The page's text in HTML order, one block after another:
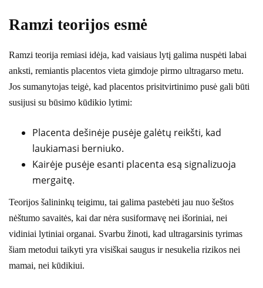
Ramzi teorijos esmė
Ramzi teorija remiasi idėja, kad vaisiaus lytį galima nuspėti labai
anksti, remiantis placentos vieta gimdoje pirmo ultragarso metu.
Jos sumanytojas teigė, kad placentos prisitvirtinimo pusė gali būti
susijusi su būsimo kūdikio lytimi:
Placenta dešinėje pusėje galėtų reikšti, kad
laukiamasi berniuko.
Kairėje pusėje esanti placenta esą signalizuoja
mergaitę.
Teorijos šalininkų teigimu, tai galima pastebėti jau nuo šeštos
nėštumo savaitės, kai dar nėra susiformavę nei išoriniai, nei
vidiniai lytiniai organai. Svarbu žinoti, kad ultragarsinis tyrimas
šiam metodui taikyti yra visiškai saugus ir nesukelia rizikos nei
mamai, nei kūdikiui.